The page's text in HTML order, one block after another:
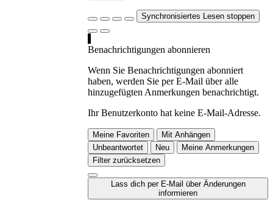
Synchronisiertes Lesen stoppen
Benachrichtigungen abonnieren
Wenn Sie Benachrichtigungen abonniert
haben, werden Sie per E-Mail über alle
hinzugefügten Anmerkungen benachrichtigt.
Ihr Benutzerkonto hat keine E-Mail-Adresse.
Meine Favoriten
Mit Anhängen
Unbeantwortet
Neu
Meine Anmerkungen
Filter zurücksetzen
Lass dich per E-Mail über Änderungen
informieren